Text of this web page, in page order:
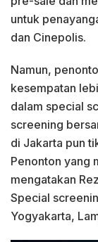
untuk
dan Cinepolis.
Namun,
kesempatan
dalam special
screening
di Jakarta pun
Penonton yang
mengatakan
Special
Yogyakarta,